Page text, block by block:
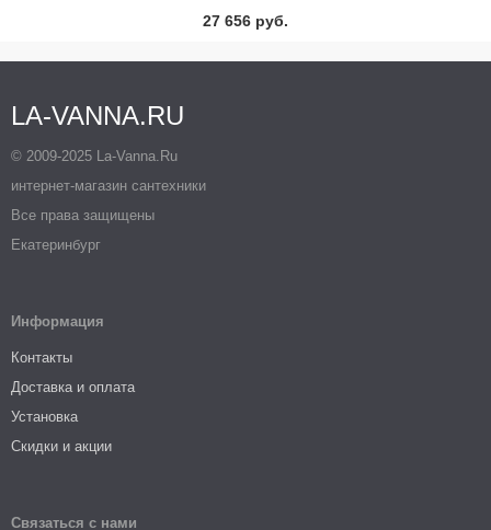
27 656 руб.
LA-VANNA.RU
© 2009-2025 La-Vanna.Ru
интернет-магазин сантехники
Все права защищены
Екатеринбург
Информация
Контакты
Доставка и оплата
Установка
Скидки и акции
Связаться с нами